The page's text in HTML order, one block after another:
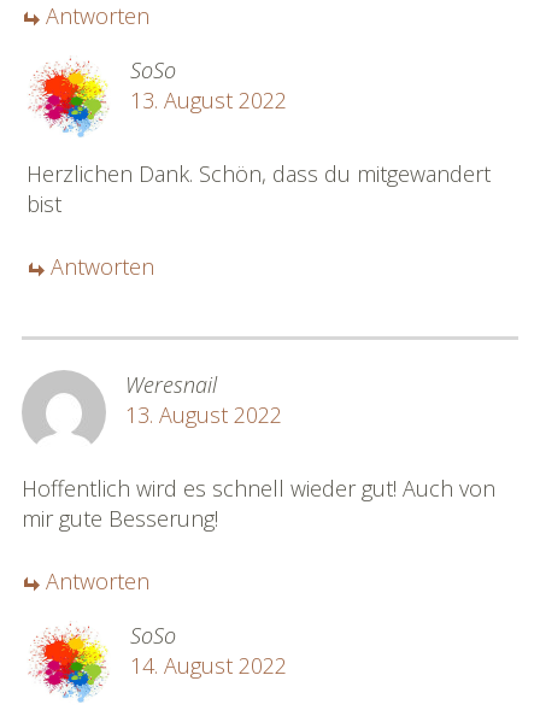
Antworten
SoSo
13. August 2022
Herzlichen Dank. Schön, dass du mitgewandert
bist
Antworten
Weresnail
13. August 2022
Hoffentlich wird es schnell wieder gut! Auch von
mir gute Besserung!
Antworten
SoSo
14. August 2022